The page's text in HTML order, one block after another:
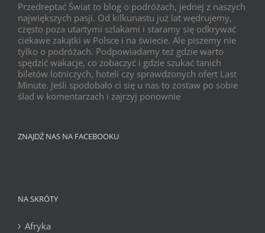
Przedreptać Świat to blog o podróżach, jednej z naszych
największych pasji. Od kilkunastu już lat wędrujemy,
często poza utartymi szlakami i staramy się odkrywać
ciekawe zakątki w Polsce i na świecie. Ale piszemy nie
tylko o podróżach. Podpowiadamy też gdzie warto
spędzić wakacje, co zobaczyć i gdzie szukać tanich
biletów lotniczych, hoteli czy sprawdzonych ofert Last
Minute. Jeśli spodobało ci się u nas to zostaw po sobie
ślad w komentarzach i zajrzyj ponownie
ZNAJDŹ NAS NA FACEBOOKU
NA SKRÓTY
Afryka